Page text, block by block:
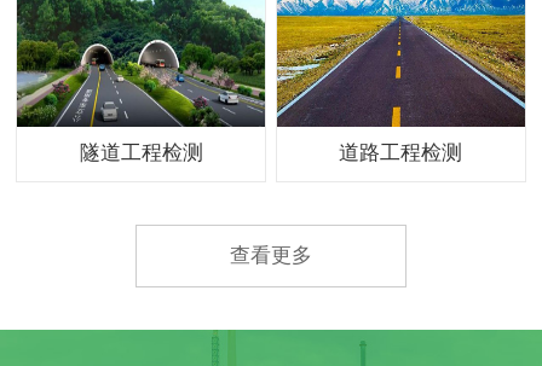
隧道工程检测 道路工程检测
查看更多